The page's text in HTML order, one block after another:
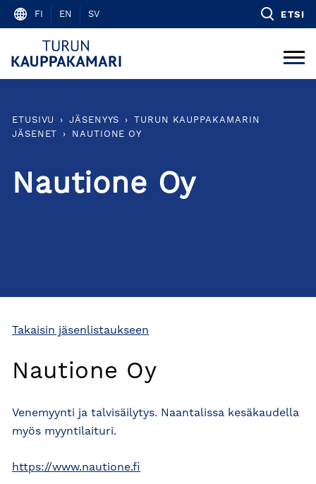
Skip
content
FI EN SV ETSI
ETUSIVU › JÄSENYYS ›
TURUN KAUPPAKAMARIN
JÄSENET
› NAUTIONE OY
Nautione Oy
Takaisin jäsenlistaukseen
Nautione Oy
Venemyynti ja talvisäilytys. Naantalissa kesäkaudella
myös myyntilaituri.
https://www.nautione.fi